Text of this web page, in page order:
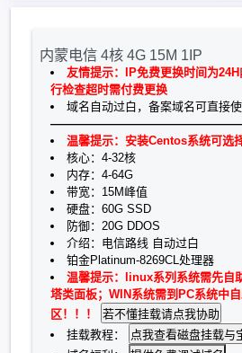
内蒙电信 4核 4G 15M 1IP
友情提示：IP免费更换时间为
行检查超时需付费更换
域名自动过白，备案域名可直接
温馨提示：安装Centos系统可选
核心：4-32核
内存：4-64G
带宽：15M峰值
硬盘：60G SSD
防御：20G DDOS
介绍：电信路线 自动过白
铂金Platinum-8269CL处理器
温馨提示：linux系列系统需先自
塔类面板；WIN系统需到PC系统中
区！！！
挂载教程：